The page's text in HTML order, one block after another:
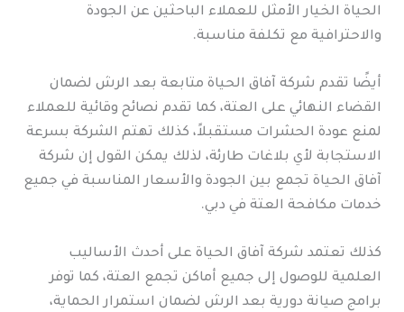
الحياة الخيار الأمثل للعملاء الباحثين عن الجودة
والاحترافية مع تكلفة مناسبة.
أيضًا تقدم شركة آفاق الحياة متابعة بعد الرش لضمان
القضاء النهائي على العتة، كما تقدم نصائح وقائية للعملاء
لمنع عودة الحشرات مستقبلاً، كذلك تهتم الشركة بسرعة
الاستجابة لأي بلاغات طارئة، لذلك يمكن القول إن شركة
آفاق الحياة تجمع بين الجودة والأسعار المناسبة في جميع
خدمات مكافحة العتة في دبي.
كذلك تعتمد شركة آفاق الحياة على أحدث الأساليب
العلمية للوصول إلى جميع أماكن تجمع العتة، كما توفر
برامج صيانة دورية بعد الرش لضمان استمرار الحماية،